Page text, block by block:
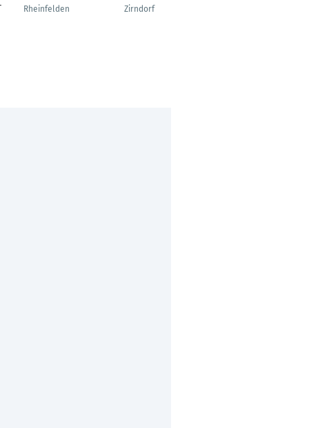
Rheinfelden
Zirndorf